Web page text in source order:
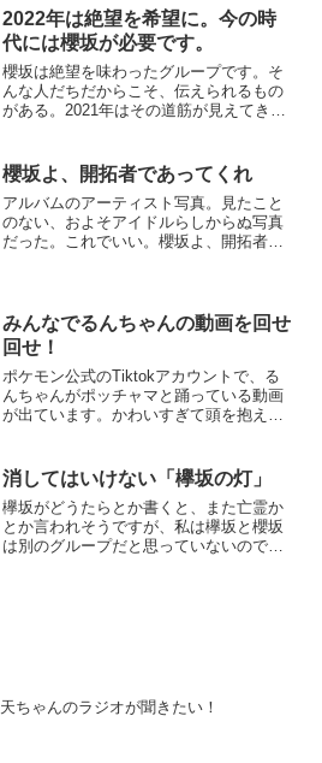
には積み重ねがある。積み...
2022年は絶望を希望に。今の時
代には櫻坂が必要です。
櫻坂は絶望を味わったグループです。そ
んな人だちだからこそ、伝えられるもの
がある。2021年はその道筋が見えてきた1
しいと思います。世の中は不透明さが増
し、混沌とした...
櫻坂よ、開拓者であってくれ
アルバムのアーティスト写真。見たこと
のない、およそアイドルらしからぬ写真
だった。これでいい。櫻坂よ、開拓者で
アイドルという偏見にもま...
みんなでるんちゃんの動画を回せ
回せ！
ポケモン公式のTiktokアカウントで、る
んちゃんがポッチャマと踊っている動画
が出ています。かわいすぎて頭を抱えま
指せ300万回！たまにTwitterとかインス
タ、...
消してはいけない「欅坂の灯」
欅坂がどうたらとか書くと、また亡霊か
とか言われそうですが、私は欅坂と櫻坂
は別のグループだと思っていないので、
天ちゃんのラジオが聞きたい！